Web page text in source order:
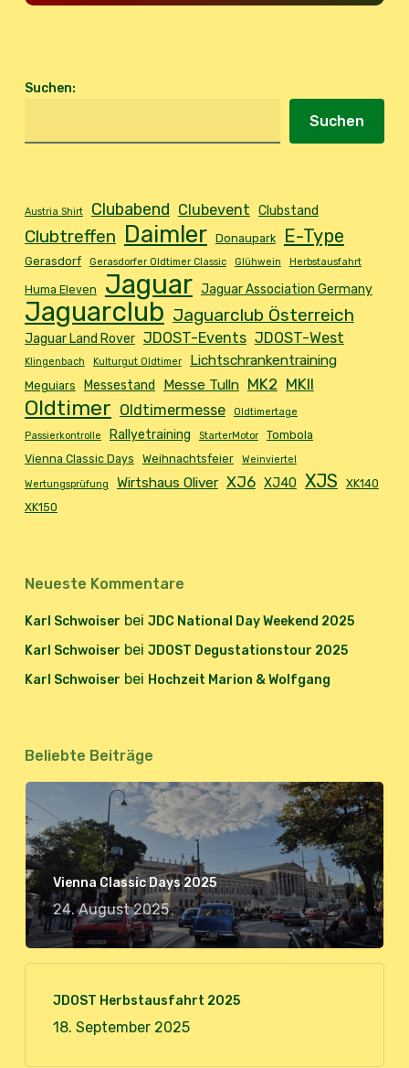
Suchen:
Suchen
Austria Shirt Clubabend Clubevent Clubstand
Clubtreffen Daimler Donaupark E-Type
Gerasdorf Gerasdorfer Oldtimer Classic Glühwein Herbstausfahrt
Huma Eleven Jaguar Jaguar Association Germany
Jaguarclub Jaguarclub Österreich
Jaguar Land Rover JDOST-Events JDOST-West
Klingenbach Kulturgut Oldtimer Lichtschrankentraining
Meguiars Messestand Messe Tulln MK2 MKII
Oldtimer Oldtimermesse
Oldtimertage
Passierkontrolle
Rallyetraining StarterMotor
Tombola
Vienna Classic Days
Weihnachtsfeier Weinviertel
Wertungsprüfung Wirtshaus Oliver XJ6 XJ40 XJS
XK140
XK150
Neueste Kommentare
Karl Schwoiser bei JDC National Day Weekend 2025
Karl Schwoiser bei JDOST Degustationstour 2025
Karl Schwoiser bei Hochzeit Marion & Wolfgang
Beliebte Beiträge
Vienna Classic Days 2025
24. August 2025
JDOST Herbstausfahrt 2025
18. September 2025